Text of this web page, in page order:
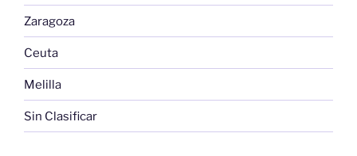
Zaragoza
Ceuta
Melilla
Sin Clasificar